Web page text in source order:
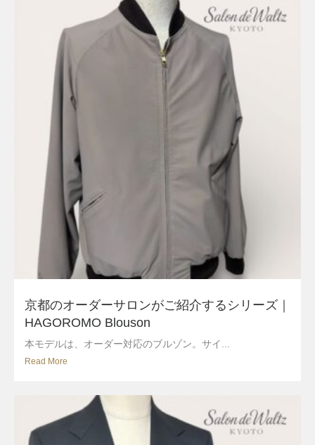
京都のオーダーサロンがご紹介するシリーズ｜
HAGOROMO Blouson
本モデルは、オーダー対応のブルゾン。サイ...
Read More